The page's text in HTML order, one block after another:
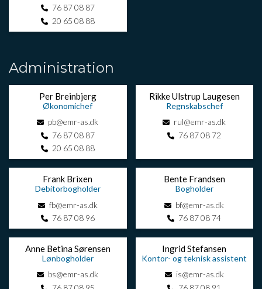
76 87 08 87
20 65 08 88
Administration
Per Breinbjerg
Økonomichef
pb@emr-as.dk
76 87 08 87
20 65 08 88
Rikke Ulstrup Laugesen
Regnskabschef
rul@emr-as.dk
76 87 08 72
Frank Brixen
Debitorbogholder
fb@emr-as.dk
76 87 08 96
Bente Frandsen
Bogholder
bf@emr-as.dk
76 87 08 74
Anne Betina Sørensen
Lønbogholder
bs@emr-as.dk
Ingrid Stefansen
Kontor- og teknisk assistent
is@emr-as.dk